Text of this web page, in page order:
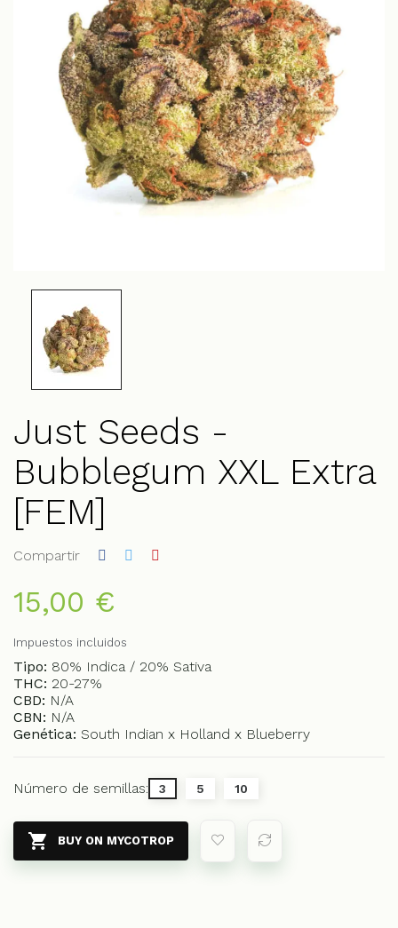
Just Seeds -
Bubblegum XXL Extra
[FEM]
Compartir
15,00 €
Impuestos incluidos
Tipo: 80% Indica / 20% Sativa
THC: 20-27%
CBD: N/A
CBN: N/A
Genética: South Indian x Holland x Blueberry
Número de semillas: 3 5 10
 BUY ON MYCOTROP